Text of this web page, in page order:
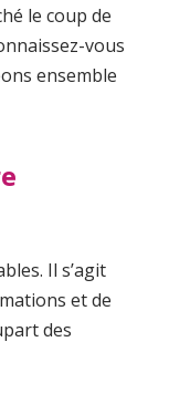
le coup de
vous
ensemble
Il s’agit
et de
des